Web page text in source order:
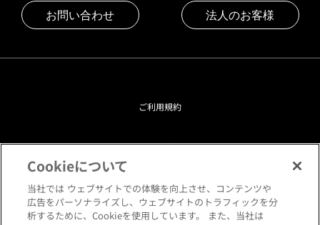
お問い合わせ 法人のお客様
ご利用規約
プライバシーポリシー
クッキーポリシー
Cookieについて
当社では ウェブサイトでの体験を向上させ、コンテンツや
広告をパーソナライズし、ウェブサイトのトラフィックを分
析するために、Cookieを使用しています。 また、当社は